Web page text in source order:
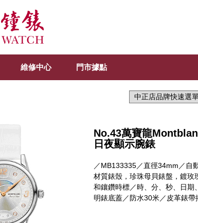
維修中心 門市據點
No.43萬寶龍
日夜顯示腕錶
／MB133335／直徑34mm／自
材質錶殼，珍珠母貝錶盤，鍍玫
和鑲鑽時標／時、分、秒、日期
明錶底蓋／防水30米／皮革錶帶